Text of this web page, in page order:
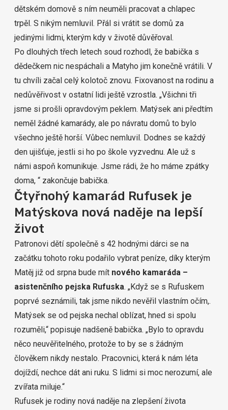
dětském domově s ním neuměli pracovat a chlapec
trpěl. S nikým nemluvil. Přál si vrátit se domů za
jedinými lidmi, kterým kdy v životě důvěřoval.
Po dlouhých třech letech soud rozhodl, že babička s
dědečkem nic nespáchali a Matyho jim konečně vrátili. V
tu chvíli začal celý kolotoč znovu. Fixovanost na rodinu a
nedůvěřivost v ostatní lidi ještě vzrostla. „Všichni tři
jsme si prošli opravdovým peklem. Matýsek ani předtím
neměl žádné kamarády, ale po návratu domů to bylo
všechno ještě horší. Vůbec nemluvil. Dodnes se každý
den ujišťuje, jestli si ho po škole vyzvednu. Ale už s
námi aspoň komunikuje. Jsme rádi, že ho máme zpátky
doma, “ zakončuje babička.
Čtyřnohý kamarád Rufusek je
Matýskova nová naděje na lepší
život
Patronovi dětí společně s 42 hodnými dárci se na
začátku tohoto roku podařilo vybrat peníze, díky kterým
Matěj již od srpna bude mít nového kamaráda –
asistenčního pejska Rufuska. „Když se s Rufuskem
poprvé seznámili, tak jsme nikdo nevěřil vlastním očím,.
Matýsek se od pejska nechal oblízat, hned si spolu
rozuměli,“ popisuje nadšeně babička. „Bylo to opravdu
něco neuvěřitelného, protože to by se s žádným
člověkem nikdy nestalo. Pracovnici, která k nám léta
dojíždí, nechce dát ani ruku. S lidmi si moc nerozumí, ale
zvířata miluje.“
Rufusek je rodiny nová naděje na zlepšení života